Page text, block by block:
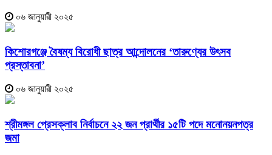
০৬ জানুয়ারী ২০২৫
কিশোরগঞ্জে বৈষম্য বিরোধী ছাত্র আন্দোলনের ‘তারুণ্যের উৎসব
প্রস্তাবনা’
০৬ জানুয়ারী ২০২৫
শ্রীমঙ্গল প্রেসক্লাব নির্বাচনে ২২ জন প্রার্থীর ১৫টি পদে মনোনয়নপত্র
জমা